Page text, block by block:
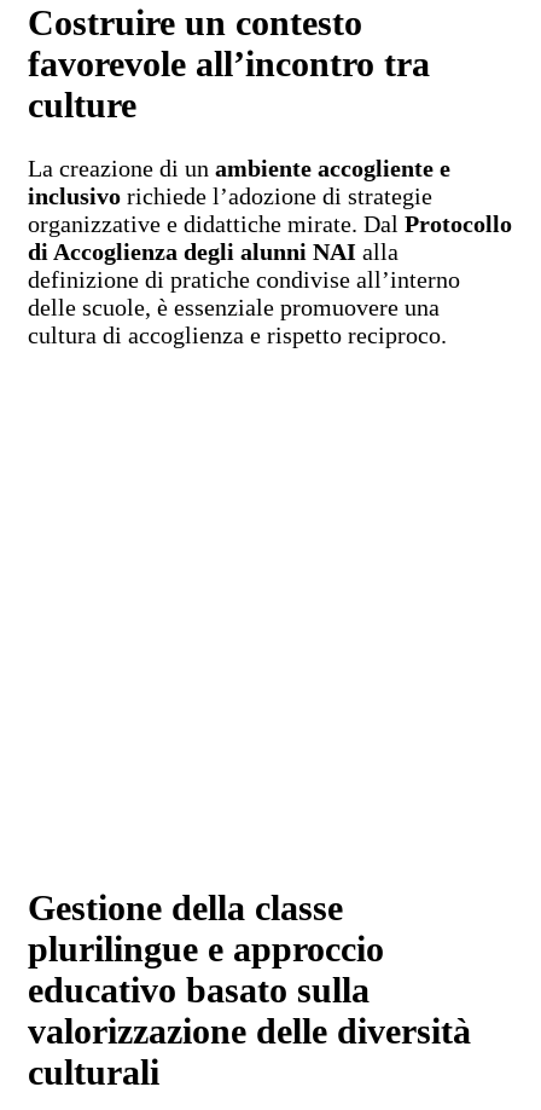
Costruire un contesto
favorevole all’incontro tra
culture
La creazione di un ambiente accogliente e
inclusivo richiede l’adozione di strategie
organizzative e didattiche mirate. Dal Protocollo
di Accoglienza degli alunni NAI alla
definizione di pratiche condivise all’interno
delle scuole, è essenziale promuovere una
cultura di accoglienza e rispetto reciproco.
Gestione della classe
plurilingue e approccio
educativo basato sulla
valorizzazione delle diversità
culturali